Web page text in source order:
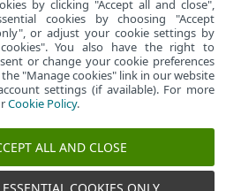
Fórum
podpora
by clicking "Accept all and close",
cookies by choosing "Accept
or adjust your cookie settings by
You also have the right to
or change your cookie preferences
"Manage cookies" link in our website
settings (if available). For more
Cookie Policy.
ALL AND CLOSE